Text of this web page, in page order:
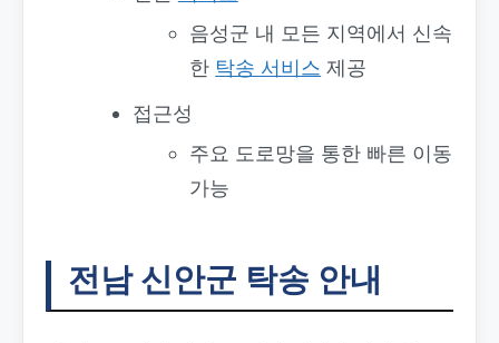
음성군 내 모든 지역에서 신속
한 탁송 서비스 제공
접근성
주요 도로망을 통한 빠른 이동
가능
전남 신안군 탁송 안내